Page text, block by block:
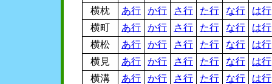
横枕
あ行 か行 さ行 た行 な行
は行
横町
あ行 か行 さ行 た行 な行
は行
横松
あ行 か行 さ行 た行 な行
は行
横見
あ行 か行 さ行 た行 な行
は行
横溝
あ行 か行 さ行 た行 な行
は行